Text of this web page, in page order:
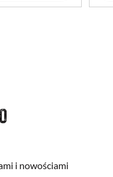
i nowościami